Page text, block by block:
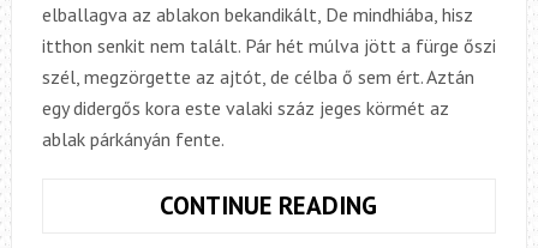
elballagva az ablakon bekandikált, De mindhiába, hisz
itthon senkit nem talált. Pár hét múlva jött a fürge őszi
szél, megzörgette az ajtót, de célba ő sem ért. Aztán
egy didergős kora este valaki száz jeges körmét az
ablak párkányán fente.
CONTINUE READING NAPSUGÁRRAL